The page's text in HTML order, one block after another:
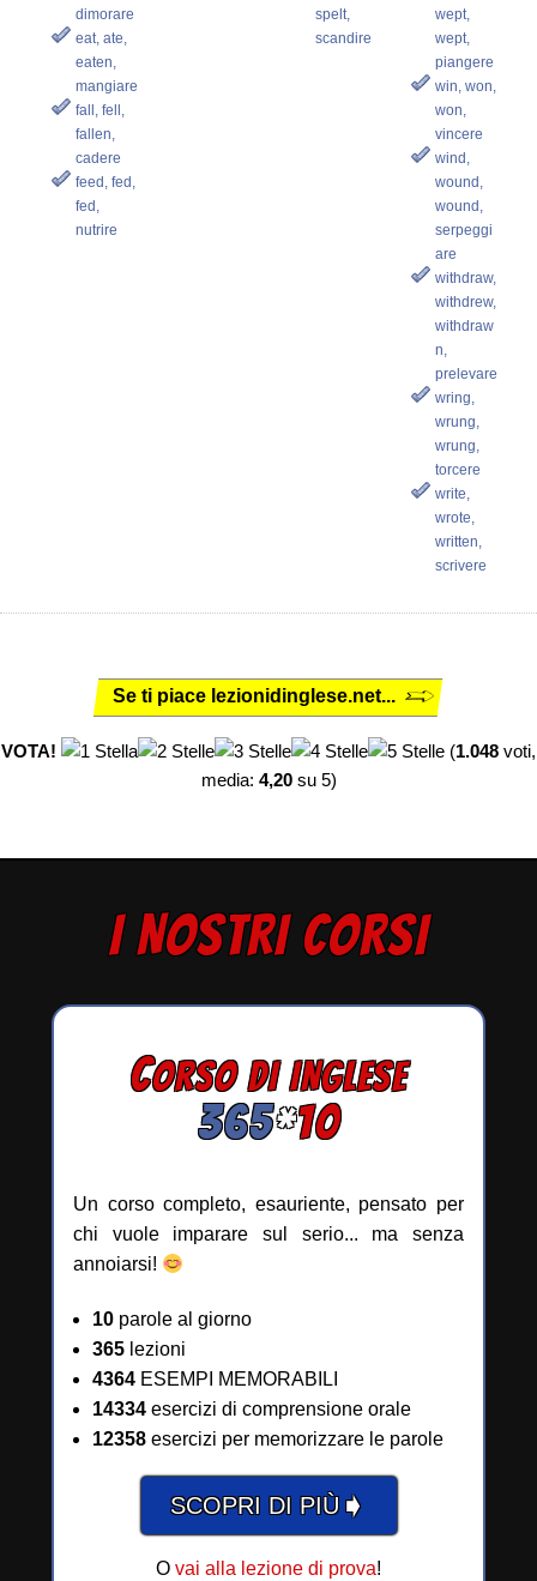
dimorare
eat, ate,
eaten,
mangiare
fall, fell,
fallen,
cadere
feed, fed,
fed,
nutrire
spelt,
scandire
wept,
wept,
piangere
win, won,
won,
vincere
wind,
wound,
wound,
serpeggi
are
withdraw,
withdrew,
withdraw
n,
prelevare
wring,
wrung,
wrung,
torcere
write,
wrote,
written,
scrivere
Se ti piace lezionidinglese.net...
VOTA! (1.048 voti,
media: 4,20su 5)
I NOSTRI CORSI
CORSO DI INGLESE
365*10
Un corso completo, esauriente, pensato per
chi vuole imparare sul serio... ma senza
annoiarsi!
10 parole al giorno
365 lezioni
4364 ESEMPI MEMORABILI
14334 esercizi di comprensione orale
12358 esercizi per memorizzare le parole
SCOPRI DI PIÙ➧
O vai alla lezione di prova!